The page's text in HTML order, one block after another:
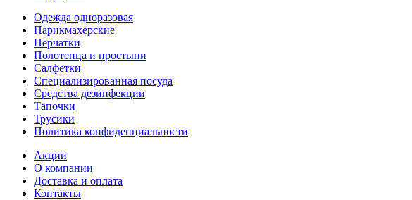
Одежда одноразовая
Парикмахерские
Перчатки
Полотенца и простыни
Салфетки
Специализированная посуда
Средства дезинфекции
Тапочки
Трусики
Политика конфиденциальности
Акции
О компании
Доставка и оплата
Контакты